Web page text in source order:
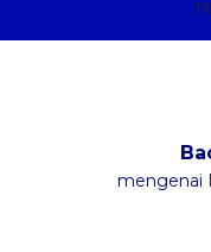
mengenai